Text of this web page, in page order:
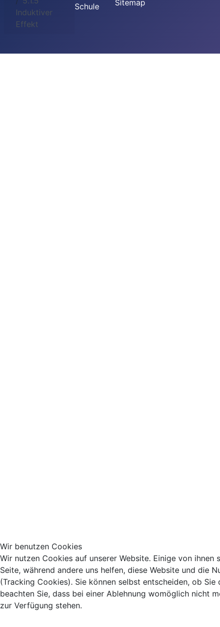
Induktiver
Effekt
Schule
Sitemap
Wir benutzen Cookies
Wir nutzen Cookies auf unserer Website. Einige von ihnen
Seite, während andere uns helfen, diese Website und die
(Tracking Cookies). Sie können selbst entscheiden, ob
beachten Sie, dass bei einer Ablehnung womöglich nicht
zur Verfügung stehen.